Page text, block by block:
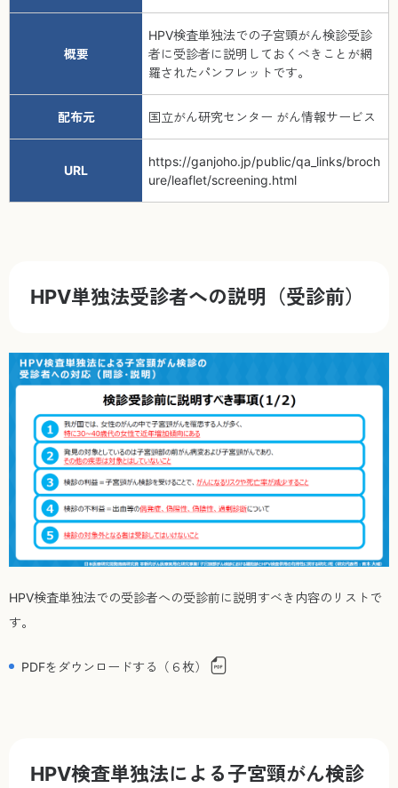
概要
HPV検査単独法での子宮頸がん検診受診
者に受診者に説明しておくべきことが網
羅されたパンフレットです。
配布元 国立がん研究センター がん情報サービス
URL
https://ganjoho.jp/public/qa_links/broch
ure/leaflet/screening.html
HPV単独法受診者への説明（受診前）
HPV検査単独法での受診者への受診前に説明すべき内容のリストで
す。
PDFをダウンロードする（６枚）
HPV検査単独法による子宮頸がん検診